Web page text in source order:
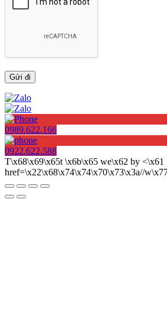
0989.622.166
0922.622.588
T\x68\x69\x65t \x6b\x65 we\x62 by <\x61
href=\x22\x68\x74\x74\x70\x73\x3a//